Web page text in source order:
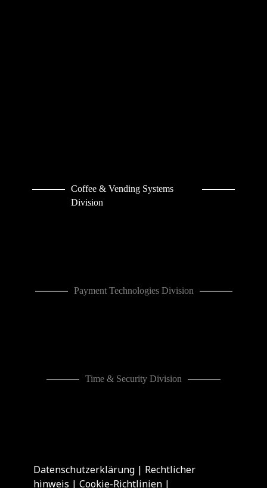
Coffee & Vending Systems
Division
Payment Technologies Division
Time & Security Division
Datenschutzerklärung | Rechtlicher
hinweis |Cookie-Richtlinien |